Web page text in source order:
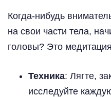
Когда-нибудь
на свои части тела,
головы? Это
Техника: Лягте,
исследуйте